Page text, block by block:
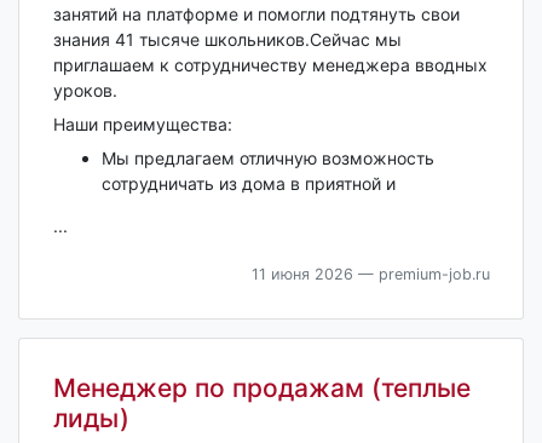
занятий на платформе и помогли подтянуть свои
знания 41 тысяче школьников.Сейчас мы
приглашаем к сотрудничеству менеджера вводных
уроков.
Наши преимущества:
Мы предлагаем отличную возможность
сотрудничать из дома в приятной и
...
11 июня 2026 — premium-job.ru
Менеджер по продажам (теплые
лиды)